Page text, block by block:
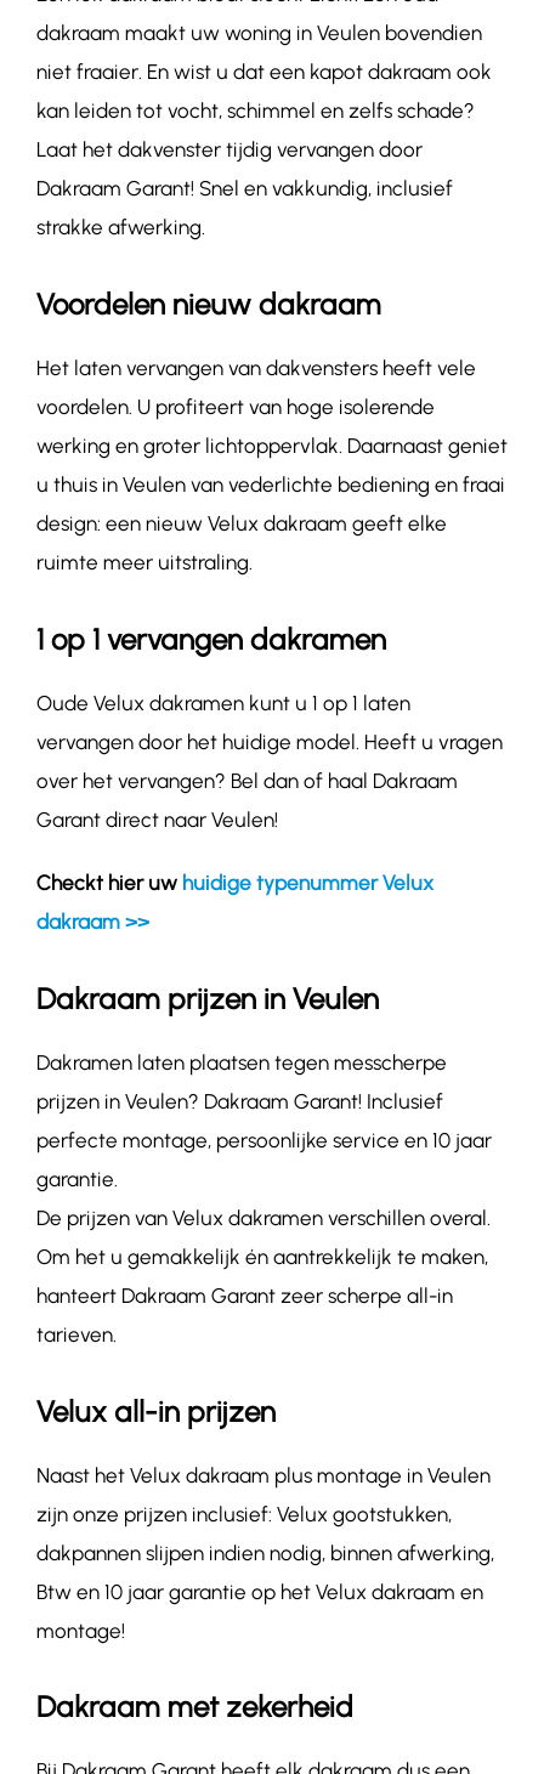
dakraam maakt uw woning in Veulen bovendien
niet fraaier. En wist u dat een kapot dakraam ook
kan leiden tot vocht, schimmel en zelfs schade?
Laat het dakvenster tijdig vervangen door
Dakraam Garant! Snel en vakkundig, inclusief
strakke afwerking.
Voordelen nieuw dakraam
Het laten vervangen van dakvensters heeft vele
voordelen. U profiteert van hoge isolerende
werking en groter lichtoppervlak. Daarnaast geniet
u thuis in Veulen van vederlichte bediening en fraai
design: een nieuw Velux dakraam geeft elke
ruimte meer uitstraling.
1 op 1 vervangen dakramen
Oude Velux dakramen kunt u 1 op 1 laten
vervangen door het huidige model. Heeft u vragen
over het vervangen? Bel dan of haal Dakraam
Garant direct naar Veulen!
Checkt hier uw huidige typenummer Velux
dakraam >>
Dakraam prijzen in Veulen
Dakramen laten plaatsen tegen messcherpe
prijzen in Veulen? Dakraam Garant! Inclusief
perfecte montage, persoonlijke service en 10 jaar
garantie.
De prijzen van Velux dakramen verschillen overal.
Om het u gemakkelijk én aantrekkelijk te maken,
hanteert Dakraam Garant zeer scherpe all-in
tarieven.
Velux all-in prijzen
Naast het Velux dakraam plus montage in Veulen
zijn onze prijzen inclusief: Velux gootstukken,
dakpannen slijpen indien nodig, binnen afwerking,
Btw en 10 jaar garantie op het Velux dakraam en
montage!
Dakraam met zekerheid